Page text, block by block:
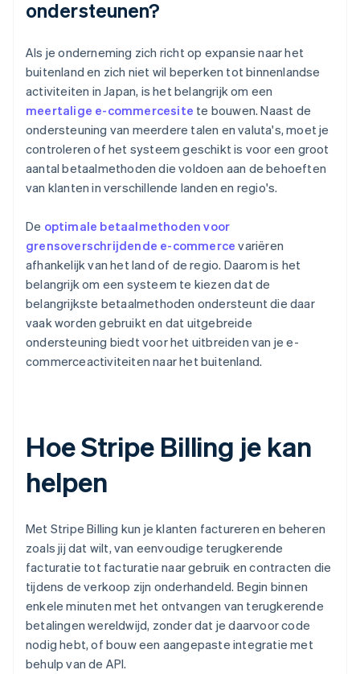
ondersteunen?
Als je onderneming zich richt op expansie naar het
buitenland en zich niet wil beperken tot binnenlandse
activiteiten in Japan, is het belangrijk om een
meertalige e-commercesite te bouwen. Naast de
ondersteuning van meerdere talen en valuta's, moet je
controleren of het systeem geschikt is voor een groot
aantal betaalmethoden die voldoen aan de behoeften
van klanten in verschillende landen en regio's.
De optimale betaalmethoden voor
grensoverschrijdende e-commerce variëren
afhankelijk van het land of de regio. Daarom is het
belangrijk om een systeem te kiezen dat de
belangrijkste betaalmethoden ondersteunt die daar
vaak worden gebruikt en dat uitgebreide
ondersteuning biedt voor het uitbreiden van je e-
commerceactiviteiten naar het buitenland.
Hoe Stripe Billing je kan
helpen
Met Stripe Billing kun je klanten factureren en beheren
zoals jij dat wilt, van eenvoudige terugkerende
facturatie tot facturatie naar gebruik en contracten die
tijdens de verkoop zijn onderhandeld. Begin binnen
enkele minuten met het ontvangen van terugkerende
betalingen wereldwijd, zonder dat je daarvoor code
nodig hebt, of bouw een aangepaste integratie met
behulp van de API.